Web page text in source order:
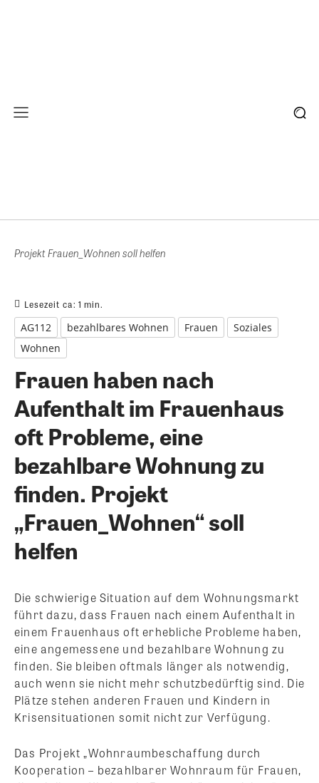
Projekt Frauen_Wohnen soll helfen
Lesezeit ca: 1 min.
AG112 bezahlbares Wohnen Frauen
Soziales
Wohnen
Frauen haben nach
Aufenthalt im Frauenhaus
oft Probleme, eine
bezahlbare Wohnung zu
finden. Projekt
„Frauen_Wohnen“ soll
helfen
Die schwierige Situation auf dem Wohnungsmarkt
führt dazu, dass Frauen nach einem Aufenthalt in
einem Frauenhaus oft erhebliche Probleme haben,
eine angemessene und bezahlbare Wohnung zu
finden. Sie bleiben oftmals länger als notwendig,
auch wenn sie nicht mehr schutzbedürftig sind. Die
Plätze stehen anderen Frauen und Kindern in
Krisensituationen somit nicht zur Verfügung.
Das Projekt „Wohnraumbeschaffung durch
Kooperation – bezahlbarer Wohnraum für Frauen,